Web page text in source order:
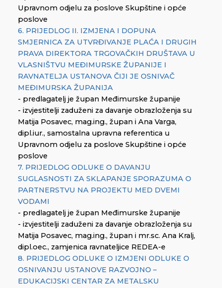
Upravnom odjelu za poslove Skupštine i opće
poslove
6. PRIJEDLOG II. IZMJENA I DOPUNA
SMJERNICA ZA UTVRĐIVANJE PLAĆA I DRUGIH
PRAVA DIREKTORA TRGOVAČKIH DRUŠTAVA U
VLASNIŠTVU MEĐIMURSKE ŽUPANIJE I
RAVNATELJA USTANOVA ČIJI JE OSNIVAČ
MEĐIMURSKA ŽUPANIJA
- predlagatelj je župan Međimurske županije
- izvjestitelji zaduženi za davanje obrazloženja su
Matija Posavec, mag.ing., župan i Ana Varga,
dipl.iur., samostalna upravna referentica u
Upravnom odjelu za poslove Skupštine i opće
poslove
7. PRIJEDLOG ODLUKE O DAVANJU
SUGLASNOSTI ZA SKLAPANJE SPORAZUMA O
PARTNERSTVU NA PROJEKTU MED DVEMI
VODAMI
- predlagatelj je župan Međimurske županije
- izvjestitelji zaduženi za davanje obrazloženja su
Matija Posavec, mag.ing., župan i mr.sc. Ana Kralj,
dipl.oec., zamjenica ravnateljice REDEA-e
8. PRIJEDLOG ODLUKE O IZMJENI ODLUKE O
OSNIVANJU USTANOVE RAZVOJNO –
EDUKACIJSKI CENTAR ZA METALSKU